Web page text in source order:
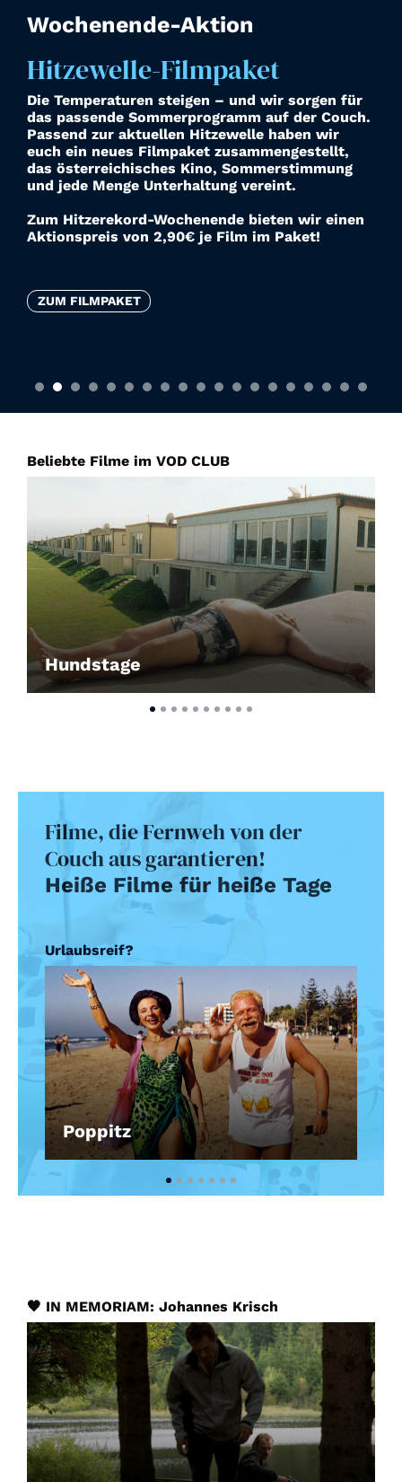
Wochenende-Aktion
Hitzewelle-Filmpaket
Die Temperaturen steigen – und wir sorgen für
das passende Sommerprogramm auf der Couch.
Passend zur aktuellen Hitzewelle haben wir
euch ein neues Filmpaket zusammengestellt,
das österreichisches Kino, Sommerstimmung
und jede Menge Unterhaltung vereint.
Zum Hitzerekord-Wochenende bieten wir einen
Aktionspreis von 2,90€ je Film im Paket!
ZUM FILMPAKET
Beliebte Filme im VOD CLUB
Hundstage
Filme, die Fernweh von der
Couch aus garantieren!
Heiße Filme für heiße Tage
Urlaubsreif?
Poppitz
🖤 IN MEMORIAM: Johannes Krisch